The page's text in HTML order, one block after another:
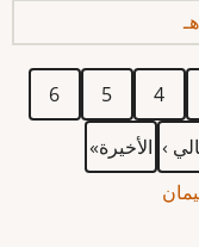
الصفحة
4 الصفحة
5 الصفحة
6
›
Last
page
الأخيرة»